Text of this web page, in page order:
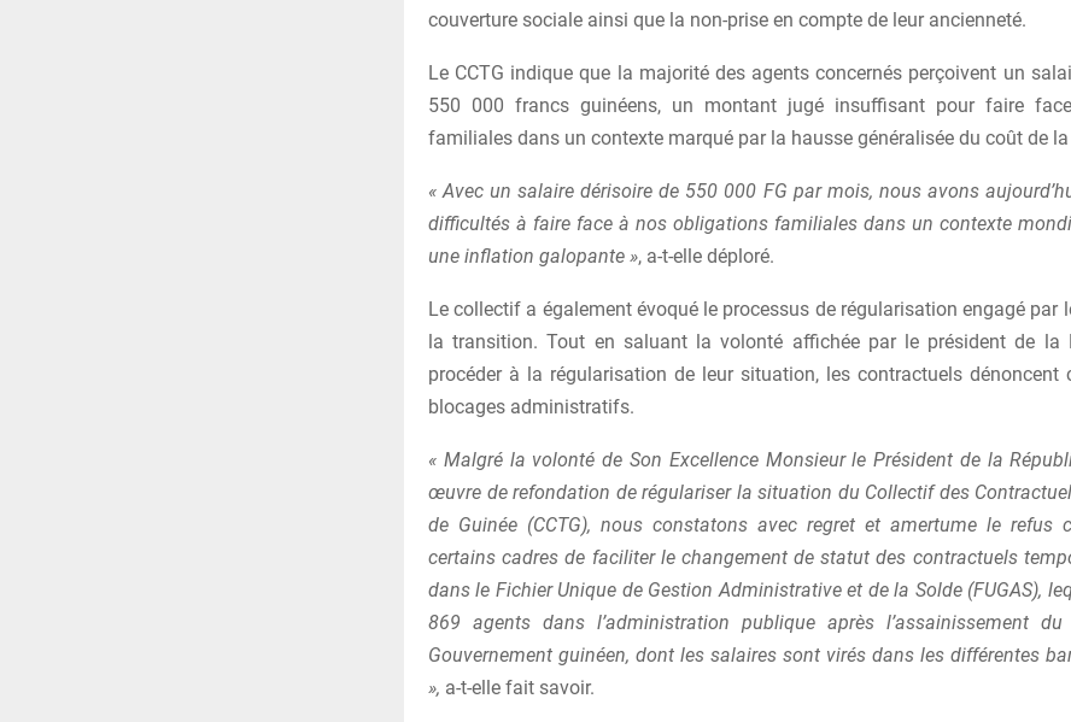
couverture sociale ainsi que la non-prise en compte de leur ancienneté.
Le CCTG indique que la majorité des agents concernés perçoivent un
550 000 francs guinéens, un montant jugé insuffisant pour faire
familiales dans un contexte marqué par la hausse généralisée du coût de la
« Avec un salaire dérisoire de 550 000 FG par mois, nous avons
difficultés à faire face à nos obligations familiales dans un contexte
une inflation galopante », a-t-elle déploré.
Le collectif a également évoqué le processus de régularisation engagé par
la transition. Tout en saluant la volonté affichée par le président de la
procéder à la régularisation de leur situation, les contractuels dénoncent
blocages administratifs.
« Malgré la volonté de Son Excellence Monsieur le Président de la
œuvre de refondation de régulariser la situation du Collectif des
de Guinée (CCTG), nous constatons avec regret et amertume le refus
certains cadres de faciliter le changement de statut des contractuels
dans le Fichier Unique de Gestion Administrative et de la Solde (FUGAS),
869 agents dans l’administration publique après l’assainissement
Gouvernement guinéen, dont les salaires sont virés dans les différentes
», a-t-elle fait savoir.